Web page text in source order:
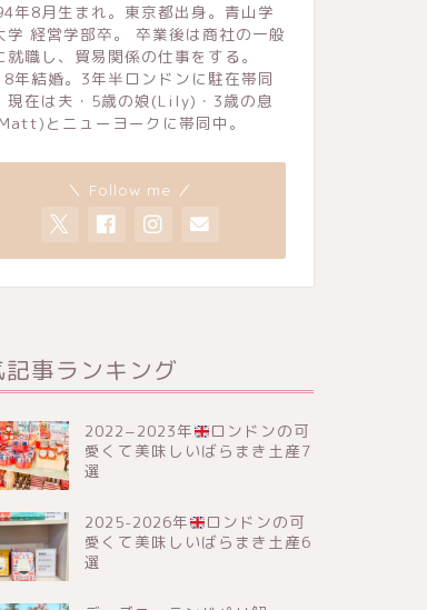
年8月生まれ。東京都出身。青山学
学 経営学部卒。 卒業後は商社の一般
就職し、貿易関係の仕事をする。
年結婚。3年半ロンドンに駐在帯同
現在は夫・5歳の娘(Lily)・3歳の息
とニューヨークに帯同中。
＼ Follow me ／
記事ランキング
2022−2023年
ロンドンの可
愛くて美味しいばらまき土産7
選
2025-2026年
ロンドンの可
愛くて美味しいばらまき土産6
選